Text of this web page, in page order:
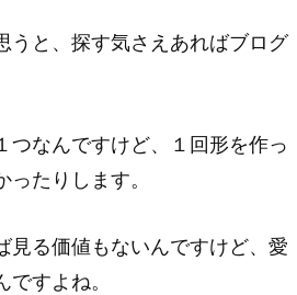
うと、探す気さえあればブログ
つなんですけど、１回形を作っ
たりします。
見る価値もないんですけど、愛
すよね。